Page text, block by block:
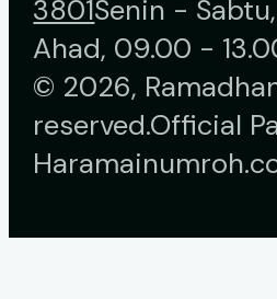
3801Senin -
Ahad, 09.00 -
© 2026,
reserved.Official